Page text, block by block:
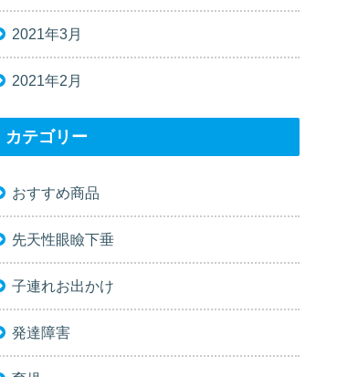
2021年3月
2021年2月
カテゴリー
おすすめ商品
先天性眼瞼下垂
子連れお出かけ
発達障害